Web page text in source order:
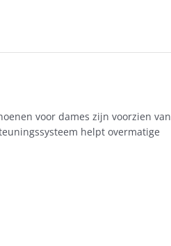
voor dames zijn voorzien van
helpt overmatige